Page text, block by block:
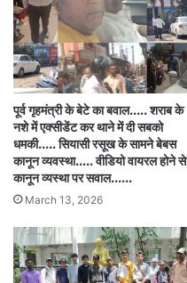
पूर्व गृहमंत्री के बेटे का बवाल….. शराब के
नशे में एक्सीडेंट कर थाने में दी सबको
धमकी….. सियासी रसूख के सामने बेबस
कानून व्यवस्था….. वीडियो वायरल होने से
कानून व्यस्था पर सवाल……
March 13, 2026